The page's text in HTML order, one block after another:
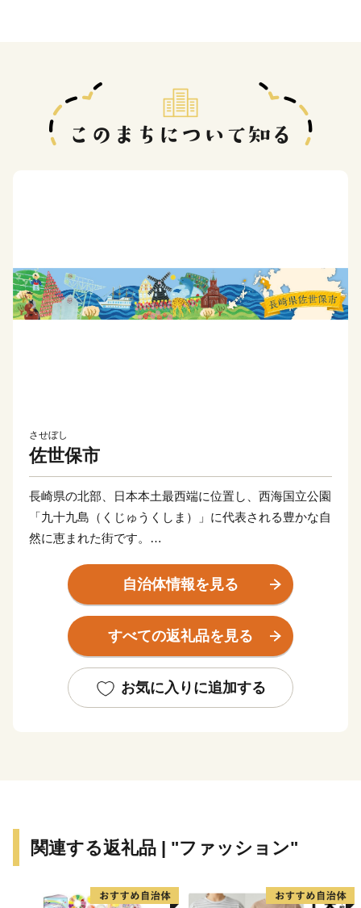
させぼし
佐世保市
長崎県の北部、日本本土最西端に位置し、西海国立公園
「九十九島（くじゅうくしま）」に代表される豊かな自
然に恵まれた街です。
なります。約1万5千年前の石器が出土し、1万2千年前
の層からは、世界最古の土器「豆粒文土器(とうりゅう
もんどき)」が出土しました。
明治初期までは、人口約4000人の半農半漁の一寒村で
公布されると急速に発展し、明治35年に「佐世保村」か
ら一挙に「佐世保市」となりました。
す。
【面 積】426.06k㎡
自治体情報を見る
すべての返礼品を見る
お気に入りに追加する
関連する返礼品 | "ファッション"